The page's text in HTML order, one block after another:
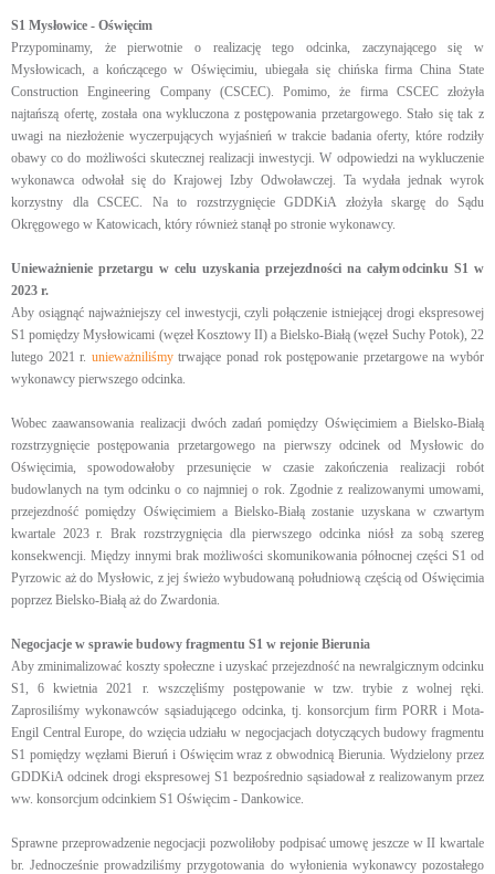
S1 Mysłowice - Oświęcim
Przypominamy, że pierwotnie o realizację tego odcinka, zaczynającego się w
Mysłowicach, a kończącego w Oświęcimiu, ubiegała się chińska firma China State
Construction Engineering Company (CSCEC). Pomimo, że firma CSCEC złożyła
najtańszą ofertę, została ona wykluczona z postępowania przetargowego. Stało się tak z
uwagi na niezłożenie wyczerpujących wyjaśnień w trakcie badania oferty, które rodziły
obawy co do możliwości skutecznej realizacji inwestycji. W odpowiedzi na wykluczenie
wykonawca odwołał się do Krajowej Izby Odwoławczej. Ta wydała jednak wyrok
korzystny dla CSCEC. Na to rozstrzygnięcie GDDKiA złożyła skargę do Sądu
Okręgowego w Katowicach, który również stanął po stronie wykonawcy.
Unieważnienie przetargu w celu uzyskania przejezdności na całym odcinku S1 w
2023 r.
Aby osiągnąć najważniejszy cel inwestycji, czyli połączenie istniejącej drogi ekspresowej
S1 pomiędzy Mysłowicami (węzeł Kosztowy II) a Bielsko-Białą (węzeł Suchy Potok), 22
lutego 2021 r. unieważniliśmytrwające ponad rok postępowanie przetargowe na wybór
wykonawcy pierwszego odcinka.
Wobec zaawansowania realizacji dwóch zadań pomiędzy Oświęcimiem a Bielsko-Białą
rozstrzygnięcie postępowania przetargowego na pierwszy odcinek od Mysłowic do
Oświęcimia, spowodowałoby przesunięcie w czasie zakończenia realizacji robót
budowlanych na tym odcinku o co najmniej o rok. Zgodnie z realizowanymi umowami,
przejezdność pomiędzy Oświęcimiem a Bielsko-Białą zostanie uzyskana w czwartym
kwartale 2023 r. Brak rozstrzygnięcia dla pierwszego odcinka niósł za sobą szereg
konsekwencji. Między innymi brak możliwości skomunikowania północnej części S1 od
Pyrzowic aż do Mysłowic, z jej świeżo wybudowaną południową częścią od Oświęcimia
poprzez Bielsko-Białą aż do Zwardonia.
Negocjacje w sprawie budowy fragmentu S1 w rejonie Bierunia
Aby zminimalizować koszty społeczne i uzyskać przejezdność na newralgicznym odcinku
S1, 6 kwietnia 2021 r. wszczęliśmy postępowanie w tzw. trybie z wolnej ręki.
Zaprosiliśmy wykonawców sąsiadującego odcinka, tj. konsorcjum firm PORR i Mota-
Engil Central Europe, do wzięcia udziału w negocjacjach dotyczących budowy fragmentu
S1 pomiędzy węzłami Bieruń i Oświęcim wraz z obwodnicą Bierunia. Wydzielony przez
GDDKiA odcinek drogi ekspresowej S1 bezpośrednio sąsiadował z realizowanym przez
ww. konsorcjum odcinkiem S1 Oświęcim - Dankowice.
Sprawne przeprowadzenie negocjacji pozwoliłoby podpisać umowę jeszcze w II kwartale
br. Jednocześnie prowadziliśmy przygotowania do wyłonienia wykonawcy pozostałego